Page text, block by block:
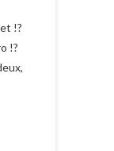
!?
!?